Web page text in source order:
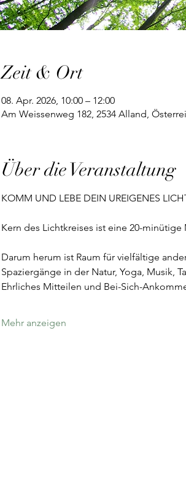
Zeit & Ort
08. Apr. 2026, 10:00 – 12:00
Am Weissenweg 182, 2534 Alland,
Über die Veranstaltung
KOMM UND LEBE DEIN UREIGENES
Kern des Lichtkreises ist eine 20-
Darum herum ist Raum für vielfältige
Spaziergänge in der Natur, Yoga, Musik,
Ehrliches Mitteilen und Bei-Sich-
Mehr anzeigen